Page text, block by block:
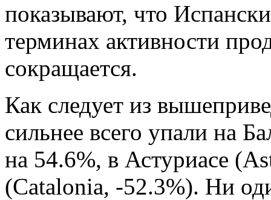
показывают, что
терминах активности
сокращается.
Как следует из
сильнее всего упали на
на 54.6%, в Астуриасе
(Catalonia, -52.3%). Ни